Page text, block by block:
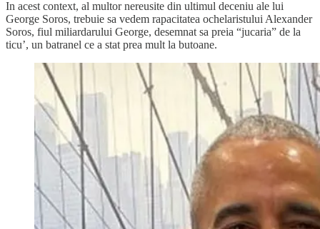
In acest context, al multor nereusite din ultimul deceniu ale lui
George Soros, trebuie sa vedem rapacitatea ochelaristului Alexander
Soros, fiul miliardarului George, desemnat sa preia “jucaria” de la
ticu’, un batranel ce a stat prea mult la butoane.